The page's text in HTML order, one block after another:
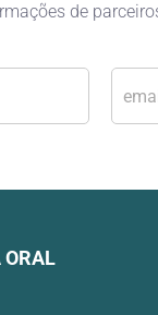
de
E
m
l
ORAL